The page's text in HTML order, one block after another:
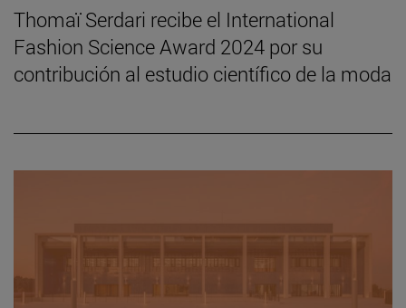
Thomaï Serdari recibe el International
Fashion Science Award 2024 por su
contribución al estudio científico de la moda